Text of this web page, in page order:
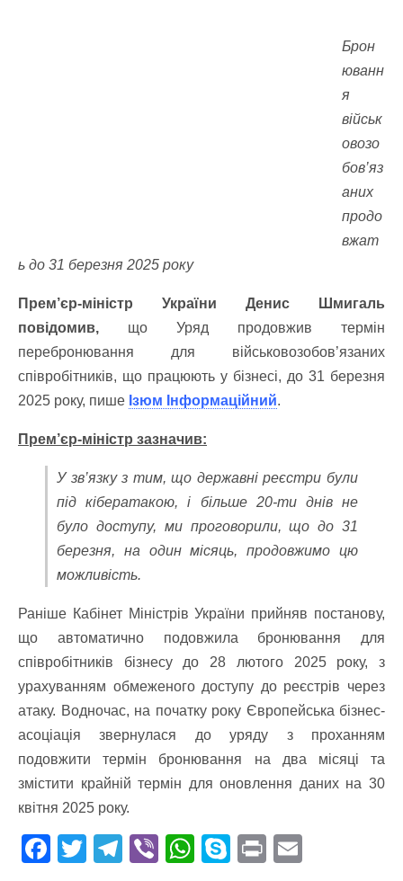
Брон
юванн
я
військ
овозо
бов’яз
аних
продо
вжат
ь до 31 березня 2025 року
Прем’єр-міністр України Денис Шмигаль
повідомив, що Уряд продовжив термін
перебронювання для військовозобов’язаних
співробітників, що працюють у бізнесі, до 31 березня
2025 року, пише Ізюм Інформаційний.
Прем’єр-міністр зазначив:
У зв’язку з тим, що державні реєстри були
під кібератакою, і більше 20-ти днів не
було доступу, ми проговорили, що до 31
березня, на один місяць, продовжимо цю
можливість.
Раніше Кабінет Міністрів України прийняв постанову,
що автоматично подовжила бронювання для
співробітників бізнесу до 28 лютого 2025 року, з
урахуванням обмеженого доступу до реєстрів через
атаку. Водночас, на початку року Європейська бізнес-
асоціація звернулася до уряду з проханням
подовжити термін бронювання на два місяці та
змістити крайній термін для оновлення даних на 30
квітня 2025 року.
F T T Vi W S Pr